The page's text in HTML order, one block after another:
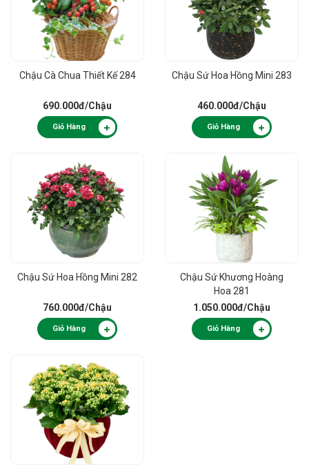
Chậu Cà Chua Thiết Kế 284
690.000đ/Chậu
Giỏ Hàng
Chậu Sứ Hoa Hồng Mini 283
460.000đ/Chậu
Giỏ Hàng
Chậu Sứ Hoa Hồng Mini 282
760.000đ/Chậu
Giỏ Hàng
Chậu Sứ Khương Hoàng
Hoa 281
1.050.000đ/Chậu
Giỏ Hàng